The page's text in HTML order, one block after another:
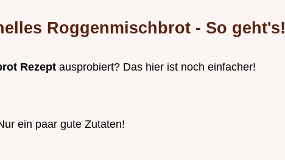
Roggenmischbrot - So geht's!
Rezept ausprobiert? Das hier ist noch einfacher!
ein paar gute Zutaten!